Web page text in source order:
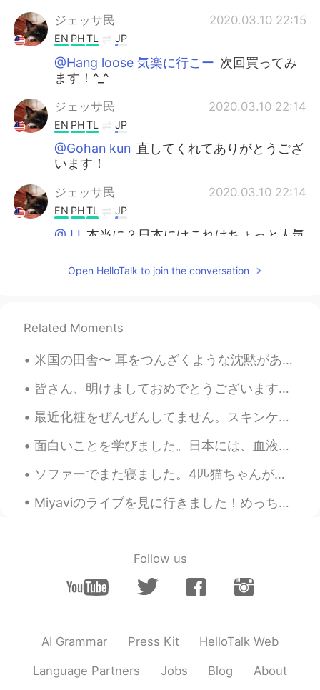
ジェッサ民 2020.03.10 22:15
EN PHTL JP
@Hang loose 気楽に行こー 次回買ってみ
ます！^_^
ジェッサ民 2020.03.10 22:14
EN PHTL JP
@Gohan kun 直してくれてありがとうござ
います！
ジェッサ民 2020.03.10 22:14
EN PHTL JP
@JJ 本当に？日本にはこれはちょっと人気
yui 2020.03.10 12:12
Lushのやつは面白いよ！
JP KR
Kumsta po kayo? I recommend you Night
aroma of Kao. 日本の製品なら、花王のバ
ブ「ナイトアロマ」がおすすめです😊
Please try it too if you have a chance. チ
ャンスがあったら、使ってみて下さい。
Hang loose 気楽に行こー 2020.03.10 02:44
JP EN
JP EN
普段は朝と 夜にシャワーを浴びます
Open HelloTalk to join the conversation
Related Moments
米国の田舎〜 耳をつんざくような沈黙があります。 空虚が窒息しています。 もっと皮肉なことは考えられません。 いくつかの人はアメリカを思うとき、ニューヨークとかロスアンゼルスとかシカゴとかサン...
皆さん、明けましておめでとうございます！これからもよろしくお願いします！ナイチャちゃんも挨拶したい！😸 この10年は私に一番刺激的なものでした。 Cheers! カンパイ！ 新年の抱負があり...
最近化粧をぜんぜんしてません。スキンケアについて興味を持って来ました。韓国のスキンケアをよく使い始めました。アメリカのスキンケア製品よりより効果的だと思います。日本で有名なスキンケア品は何ですか...
面白いことを学びました。日本には、血液型に基づく性格は人気です！前は、このアプリで、誰かは私の血液型を質問しました。それはおかしい質問だと思ったけど、理由を聞かなかった。日本の血液型はさまざまな...
ソファーでまた寝ました。4匹猫ちゃんがベッドで寝ました。起こしたくなかったから。起こしたとき、この猫は私のそばでもう寝てました。私の会社は新しいレポートのシステムがあって、もうミニなタブレットが...
Miyaviのライブを見に行きました！めっちゃよかった！楽しかった！Miyaviはアメリカにたくさんのフャンがいます！ちょっとびっくりしました！ジェッサは背が低いから良い写真を撮ることが難しかっ...
Follow us
AI Grammar Press Kit HelloTalk Web
Language Partners Jobs Blog About